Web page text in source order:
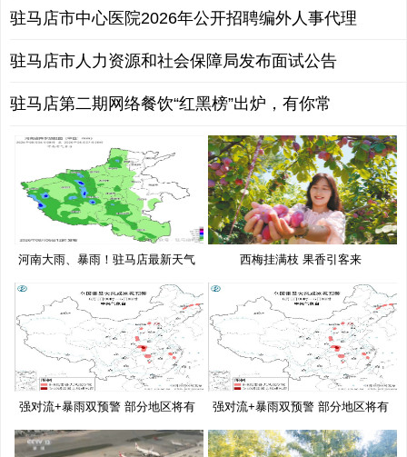
驻马店市中心医院2026年公开招聘编外人事代理
驻马店市人力资源和社会保障局发布面试公告
驻马店第二期网络餐饮“红黑榜”出炉，有你常
河南大雨、暴雨！驻马店最新天气
西梅挂满枝 果香引客来
强对流+暴雨双预警 部分地区将有
10
强对流+暴雨双预警 部分地区将有
10